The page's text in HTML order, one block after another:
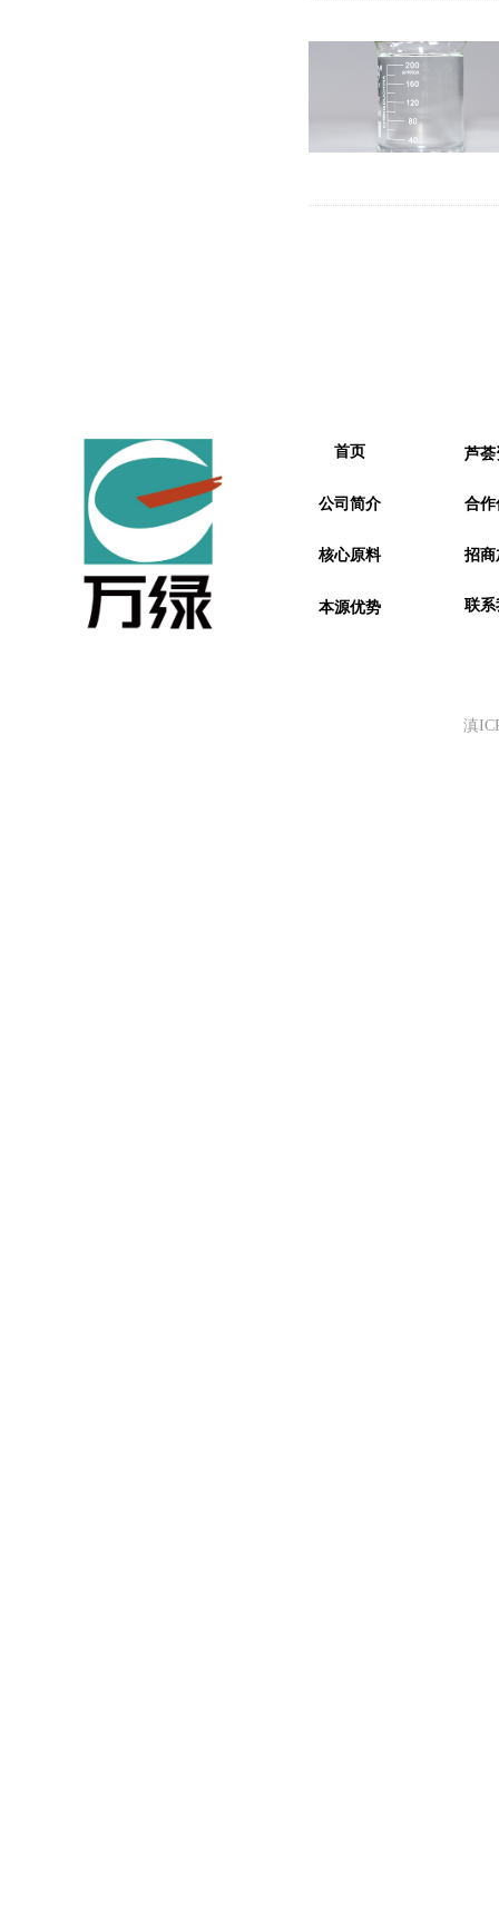
首页
公司简介
核心原料
本源优势
芦荟
合作
招商
联系
滇